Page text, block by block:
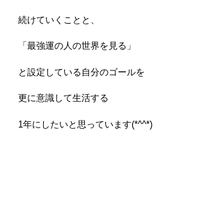
続けていくことと、
「最強運の人の世界を見る」
と設定している自分のゴールを
更に意識して生活する
1年にしたいと思っています(*^^*)